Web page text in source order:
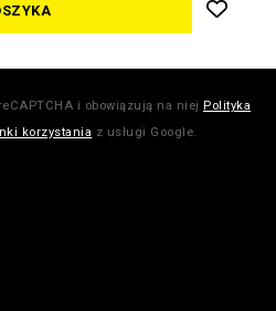
i obowiązują na niej Polityka
korzystania z usługi Google.